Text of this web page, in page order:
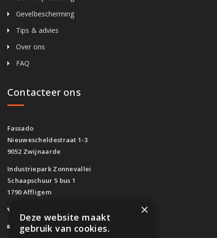
Gevelbescherming
Tips & advies
Over ons
FAQ
Contacteer ons
Fassado
Nieuwescheldestraat 1-3
9052 Zwijnaarde
Industriepark Zonnevallei
Schaapschuur 5 bus 1
1790 Affligem
info@fassado.be
×
Deze website maakt
gebruik van cookies.